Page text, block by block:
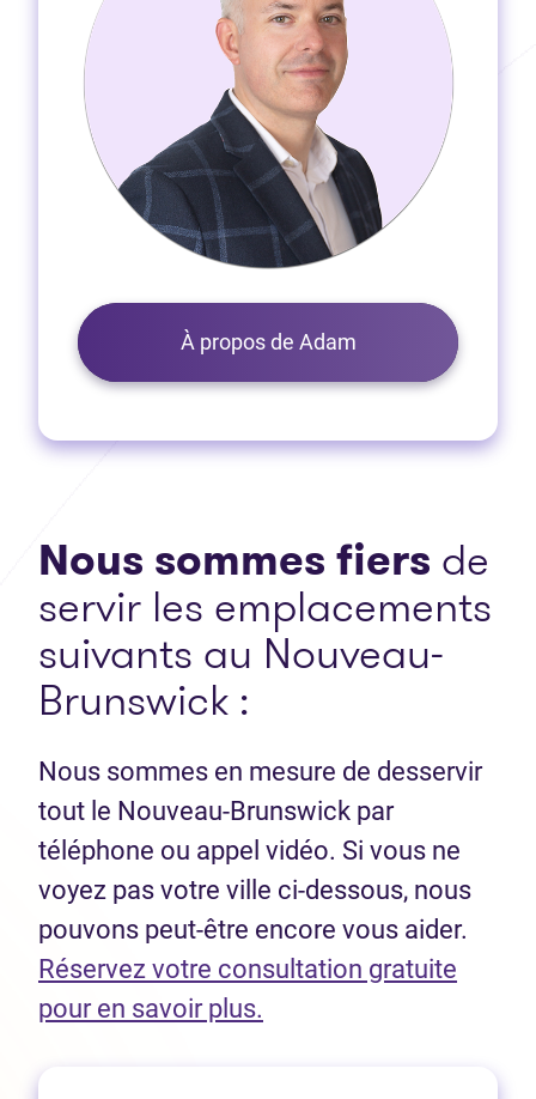
À propos de Adam
Nous sommes fiers de
servir les emplacements
suivants au Nouveau-
Brunswick :
Nous sommes en mesure de desservir
tout le Nouveau-Brunswick par
téléphone ou appel vidéo. Si vous ne
voyez pas votre ville ci-dessous, nous
pouvons peut-être encore vous aider.
Réservez votre consultation gratuite
pour en savoir plus.